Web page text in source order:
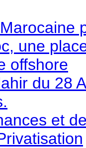
une
offshore
du 28
et